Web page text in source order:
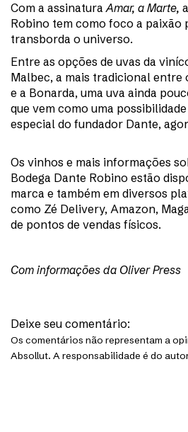
Com a assinaturaAmar, a Marte,
Robino tem como foco a paixão
transborda o universo.
Entre as opções de uvas da
Malbec, a mais tradicional entre
e a Bonarda, uma uva ainda
que vem como uma
especial do fundador Dante,
Os vinhos e mais informações
Bodega Dante Robino estão
marca e também em diversos
como Zé Delivery, Amazon,
de pontos de vendas físicos.
Com informações da Oliver Press
Deixe seu comentário:
Os comentários não representam a
Absollut. A responsabilidade é do